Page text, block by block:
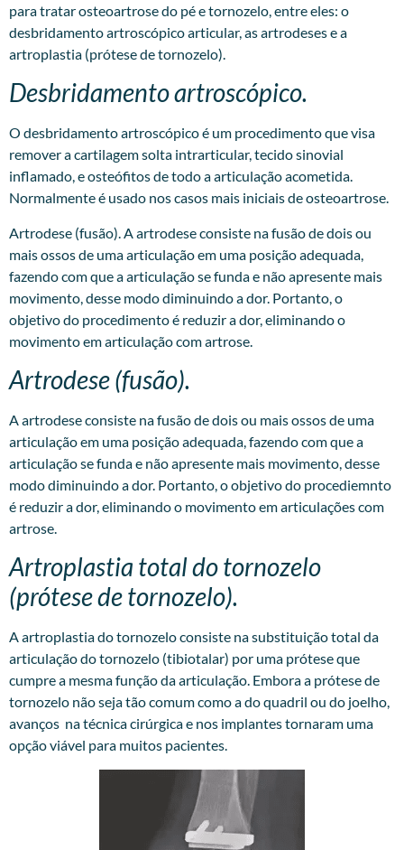
para tratar osteoartrose do pé e tornozelo, entre eles: o
desbridamento artroscópico articular, as artrodeses e a
artroplastia (prótese de tornozelo).
Desbridamento artroscópico.
O desbridamento artroscópico é um procedimento que visa
remover a cartilagem solta intrarticular, tecido sinovial
inflamado, e osteófitos de todo a articulação acometida.
Normalmente é usado nos casos mais iniciais de osteoartrose.
Artrodese (fusão). A artrodese consiste na fusão de dois ou
mais ossos de uma articulação em uma posição adequada,
fazendo com que a articulação se funda e não apresente mais
movimento, desse modo diminuindo a dor. Portanto, o
objetivo do procedimento é reduzir a dor, eliminando o
movimento em articulação com artrose.
Artrodese (fusão).
A artrodese consiste na fusão de dois ou mais ossos de uma
articulação em uma posição adequada, fazendo com que a
articulação se funda e não apresente mais movimento, desse
modo diminuindo a dor. Portanto, o objetivo do procediemnto
é reduzir a dor, eliminando o movimento em articulações com
artrose.
Artroplastia total do tornozelo
(prótese de tornozelo).
A artroplastia do tornozelo consiste na substituição total da
articulação do tornozelo (tibiotalar) por uma prótese que
cumpre a mesma função da articulação. Embora a prótese de
tornozelo não seja tão comum como a do quadril ou do joelho,
avanços na técnica cirúrgica e nos implantes tornaram uma
opção viável para muitos pacientes.